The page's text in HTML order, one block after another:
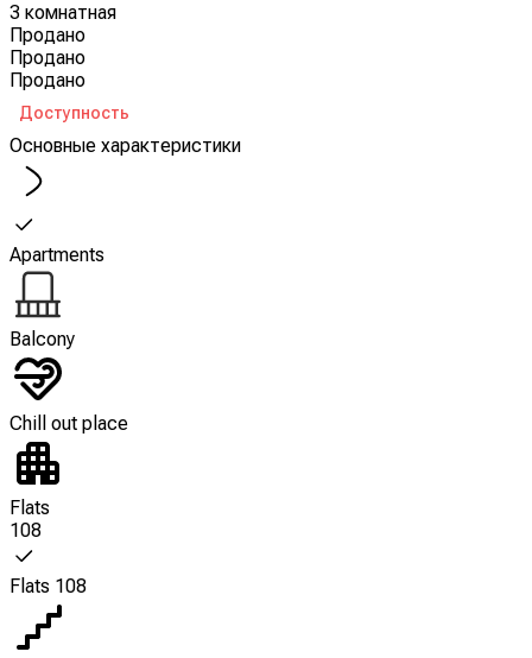
3 комнатная
Продано
Продано
Продано
Доступность
Основные характеристики
Apartments
Balcony
Chill out place
Flats
108
Flats 108